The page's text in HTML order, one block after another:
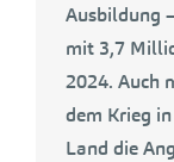
Ausbildung
mit 3,7
2024. Auch
dem Krieg
Land die